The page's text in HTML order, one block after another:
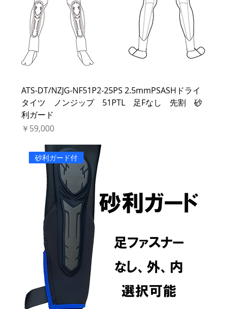
ATS-DT/NZJG-NF51P2-25PS 2.5mmPSASHドライ
タイツ ノンジップ 51PTL 足Fなし 先割 砂
利ガード
価格
￥59,000
砂利ガード付